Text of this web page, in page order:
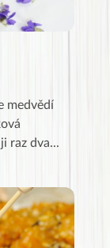
medvědí
raz dva...